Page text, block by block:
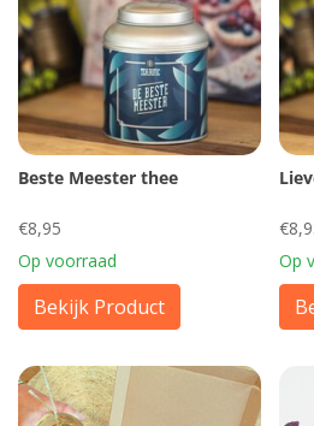
Beste Meester thee
€8,95
Op voorraad
Bekijk Product
Op